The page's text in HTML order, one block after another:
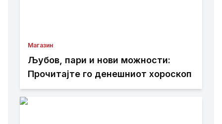
Магазин
Љубов, пари и нови можности:
Прочитајте го денешниот хороскоп